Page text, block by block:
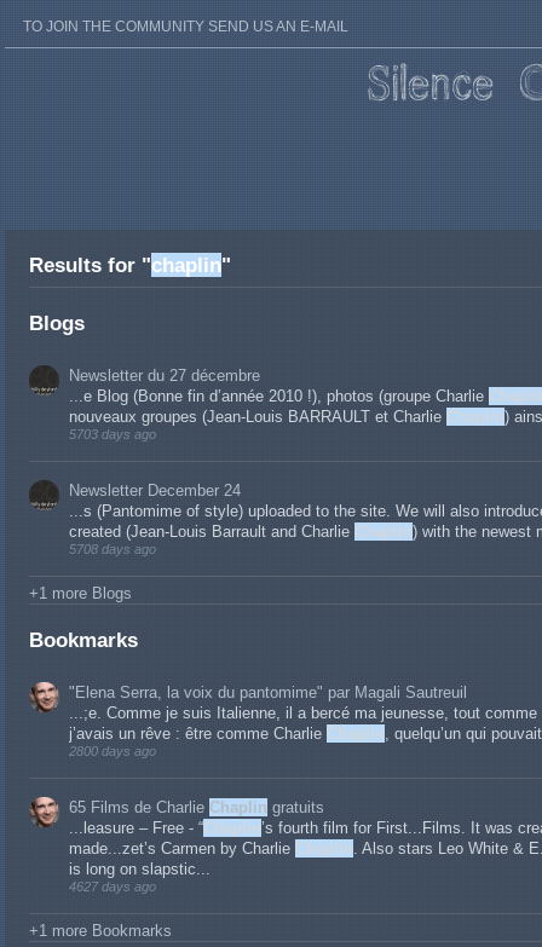
TO JOIN THE COMMUNITY SEND US AN E-MAIL
Results for "chaplin"
Blogs
Newsletter du 27 décembre
...e Blog (Bonne fin d’année 2010 !), photos (groupe Charlie
nouveaux groupes (Jean-Louis BARRAULT et Charlie Chaplin)
5703 days ago
Newsletter December 24
...s (Pantomime of style) uploaded to the site. We will also
created (Jean-Louis Barrault and Charlie Chaplin) with the newest
5708 days ago
+1 more Blogs
Bookmarks
"Elena Serra, la voix du pantomime" par Magali Sautreuil
...;e. Comme je suis Italienne, il a bercé ma jeunesse, tout comme
j’avais un rêve : être comme Charlie Chaplin, quelqu’un qui
2800 days ago
65 Films de Charlie Chaplin gratuits
...leasure – Free - “Chaplin’s fourth film for First...Films. It was
made...zet’s Carmen by Charlie Chaplin. Also stars Leo White &
is long on slapstic...
4627 days ago
+1 more Bookmarks